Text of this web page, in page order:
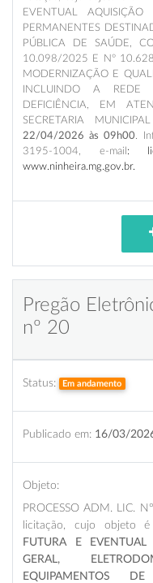
EVENTUAL
PERMANENTES
PÚBLICA DE SAÚDE,
10.098/2025 E Nº
MODERNIZAÇÃO E
INCLUINDO A
DEFICIÊNCIA, EM
SECRETARIA
22/04/2026 às 09h00 .
3195-1004, e-mail:
www.ninheira.mg.gov.br.
Pregão
nº 20
Status: Em andamento
Publicado em: 16/03/
Objeto:
PROCESSO ADM. LIC.
licitação, cujo objeto
FUTURA E
GERAL,
EQUIPAMENTOS DE